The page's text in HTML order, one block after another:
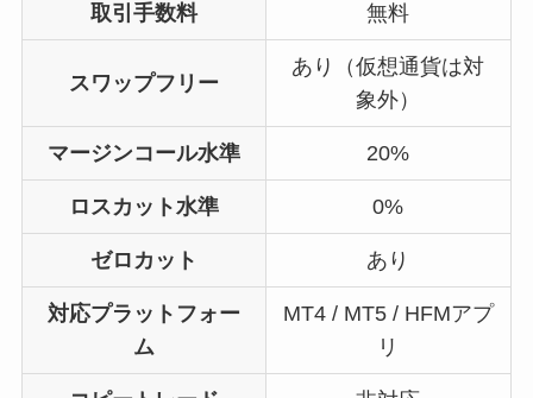
取引手数料 無料
スワップフリー
あり（仮想通貨は対
象外）
マージンコール水準 20%
ロスカット水準 0%
ゼロカット あり
対応プラットフォー
ム
MT4 / MT5 / HFMアプ
リ